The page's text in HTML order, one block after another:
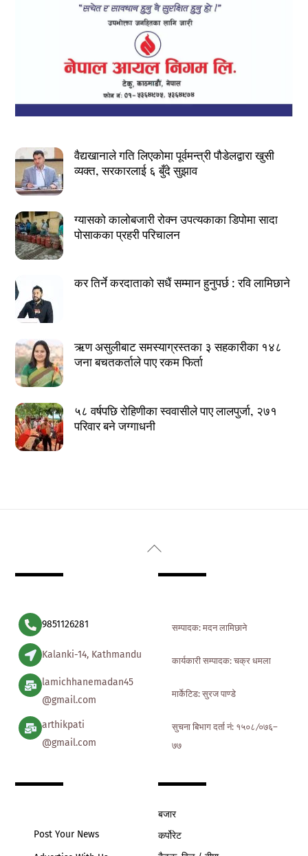
वैद्यखानाले गति लिएकोमा पूर्वमन्त्री पौडेलद्वारा खुसी
व्यक्त, सरकारलाई ६ बुँदे सुझाव
ग्यासको कालोबजारी रोक्न उपत्यकाका डिपोमा सादा
पोसाकका प्रहरी परिचालन
कर तिर्ने करदाताको सधैं सम्मान हुनुपर्छ : रवि लामिछाने
ऋण असुलीबाट समस्याग्रस्तका ३ सहकारीका १४८
जना बचतकर्ताले पाए रकम फिर्ता
५८ वर्षपछि रोहिणीका स्ववासीले पाए लालपुर्जा, २७१
परिवार बने जग्गाधनी
Back
9851126281
Kalanki-14, Kathmandu
lamichhanemadan45
@gmail.com
arthikpati
@gmail.com
सम्पादक: मदन लामिछाने
कार्यकारी सम्पादक: चक्र धमला
मार्केटिड: सुरज पाण्डे
सुचना बिभाग दर्ता नं: १५०८ ∕०७६–
७७
Post Your News
बजार
कर्पोरेट